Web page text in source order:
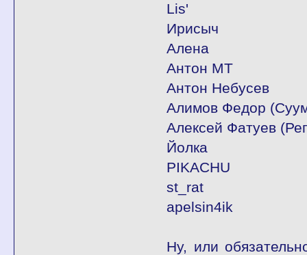
Lis'
Ирисыч
Алена
Антон МТ
Антон Небусев
Алимов Федор
Алексей Фатуев
Йолка
PIKACHU
st_rat
apelsin4ik
Ну, или